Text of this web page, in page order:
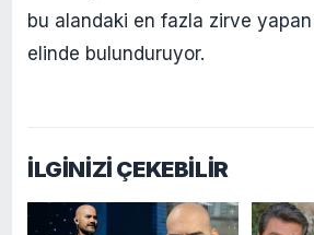
bu alandaki en fazla zirve yapan
elinde bulunduruyor.
İLGİNİZİ ÇEKEBİLİR